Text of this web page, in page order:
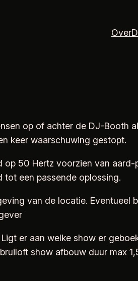
Over
op of achter de DJ-Booth
keer waarschuwing gestopt.
50 Hertz voorzien van aard-
tot een passende oplossing.
van de locatie. Eventueel
er aan welke show er
show afbouw duur max